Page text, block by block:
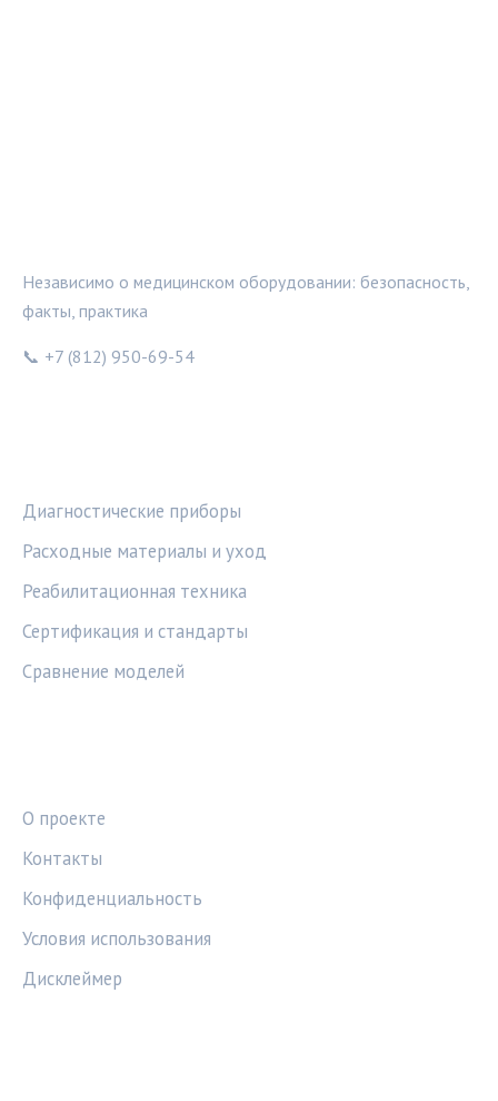
Независимо о медицинском оборудовании: безопасность,
факты, практика
📞 +7 (812) 950-69-54
Диагностические приборы
Расходные материалы и уход
Реабилитационная техника
Сертификация и стандарты
Сравнение моделей
О проекте
Контакты
Конфиденциальность
Условия использования
Дисклеймер